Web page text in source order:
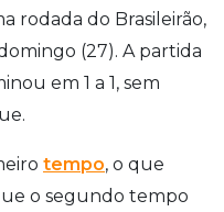
rodada do Brasileirão,
(27). A partida
em 1 a 1, sem
tempo, o que
o segundo tempo